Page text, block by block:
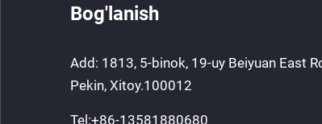
Bog'lanish
Add: 1813, 5-binok, 19-uy Beiyuan East
Pekin, Xitoy.100012
Tel:+86-13581880680